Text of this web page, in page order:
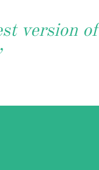
version of